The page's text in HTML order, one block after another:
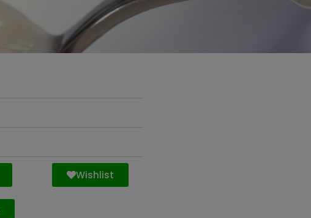
Wishlist